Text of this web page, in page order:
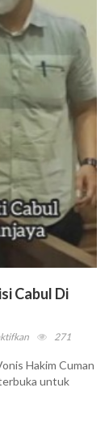
Cabul Di
pada
Horizon
Lila
271
Hakim Cuman
untuk